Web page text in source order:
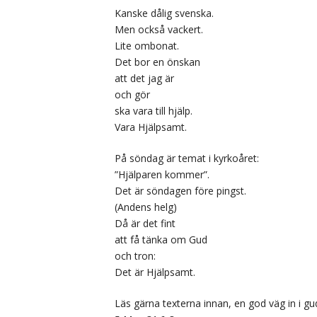
Kanske dålig svenska.
Men också vackert.
Lite ombonat.
Det bor en önskan
att det jag är
och gör
ska vara till hjälp.
Vara Hjälpsamt.
På söndag är temat i kyrkoåret:
”Hjälparen kommer”.
Det är söndagen före pingst.
(Andens helg)
Då är det fint
att få tänka om Gud
och tron:
Det är Hjälpsamt.
Läs gärna texterna innan, en god väg in i